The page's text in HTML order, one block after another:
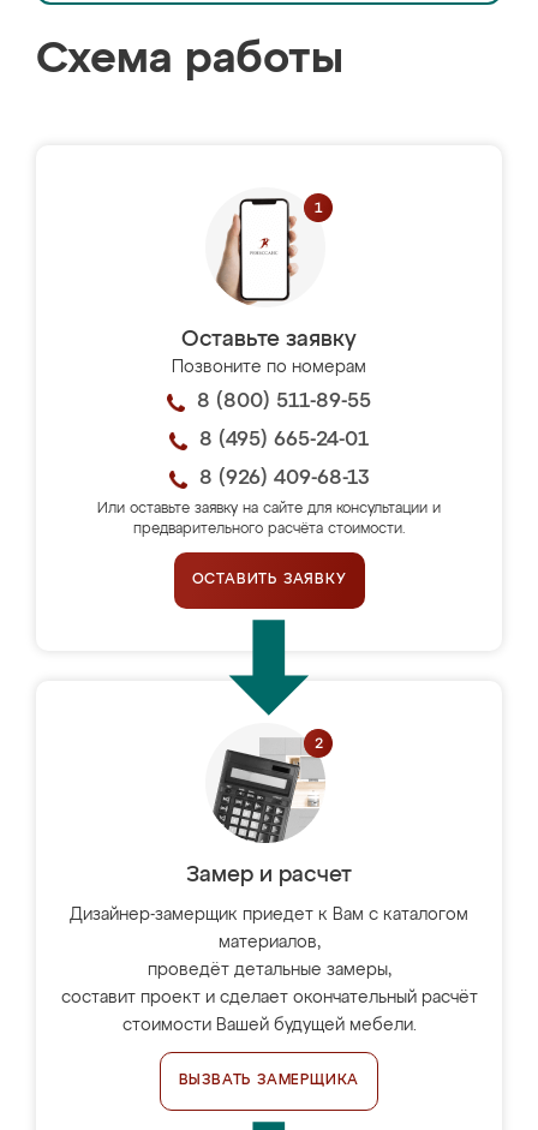
Схема работы
Оставьте заявку
Позвоните по номерам
8 (800) 511-89-55
8 (495) 665-24-01
8 (926) 409-68-13
Или оставьте заявку на сайте для консультации и
предварительного расчёта стоимости.
ОСТАВИТЬ ЗАЯВКУ
Замер и расчет
Дизайнер-замерщик приедет к Вам с каталогом
материалов,
проведёт детальные замеры,
составит проект и сделает окончательный расчёт
стоимости Вашей будущей мебели.
ВЫЗВАТЬ ЗАМЕРЩИКА